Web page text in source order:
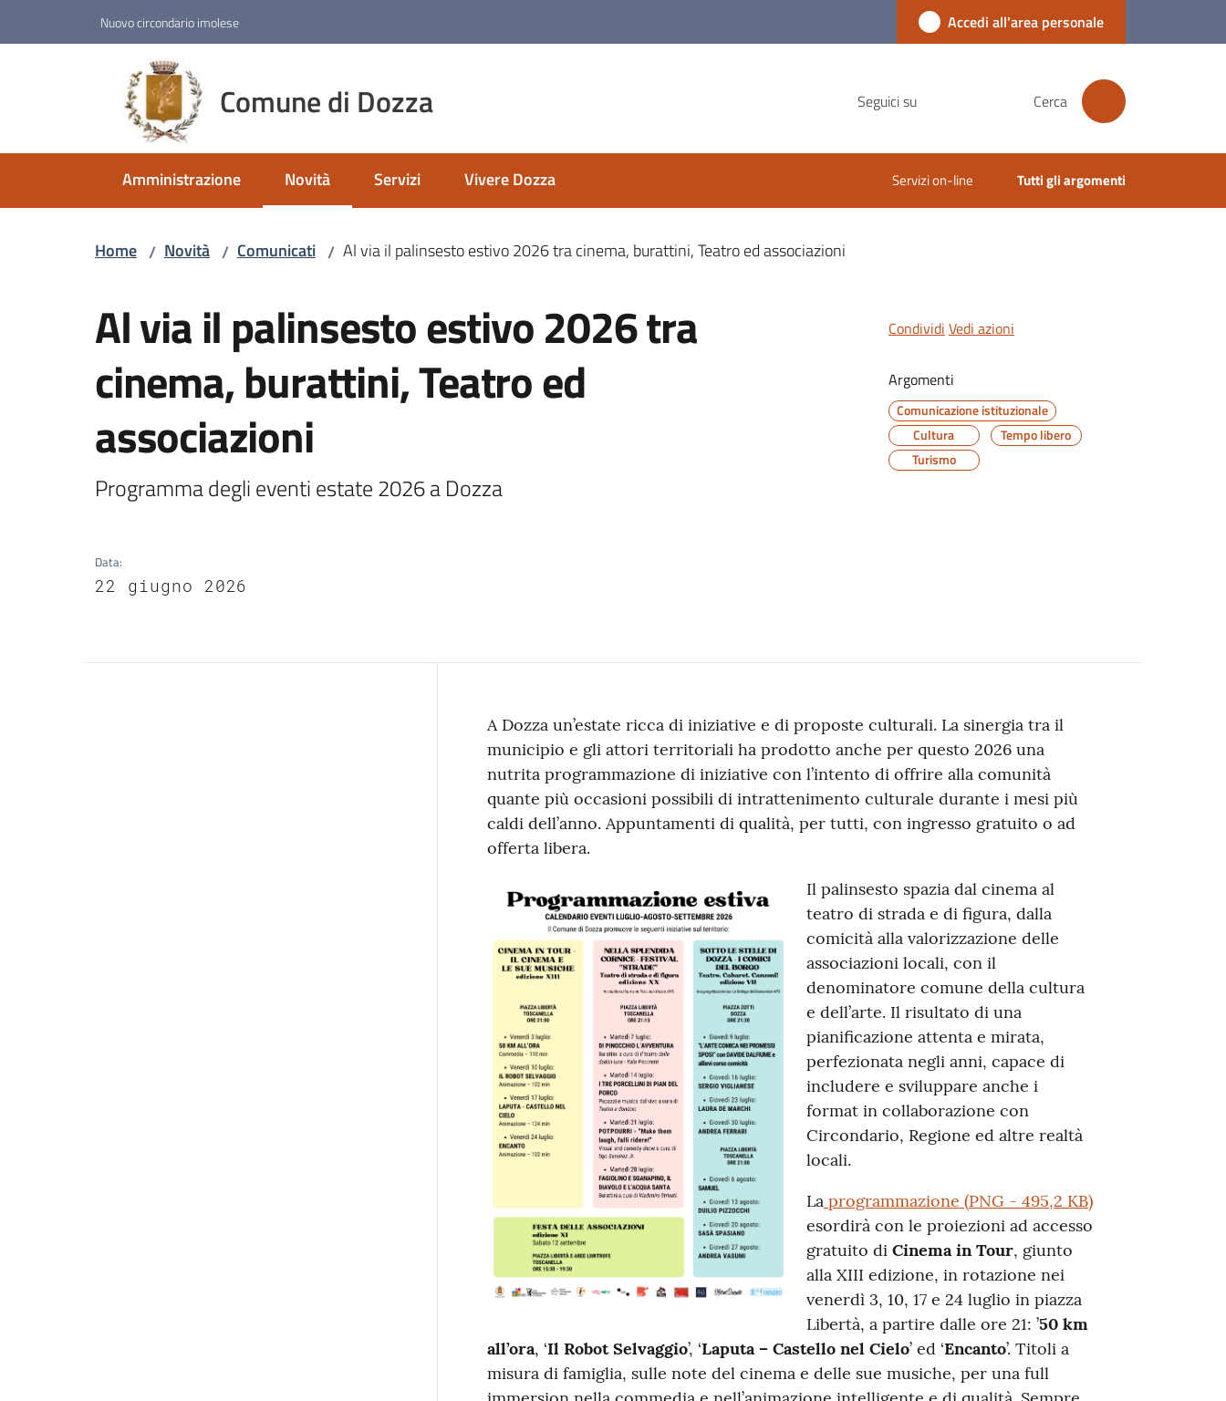
Nuovo circondario imolese Accedi all'area personale
Comune di Dozza Seguici su Cerca
Amministrazione Novità
Menu selezionato
Servizi Vivere Dozza Servizi on-line Tutti gli argomenti
Home / Novità / Comunicati / Al via il palinsesto estivo 2026 tra cinema, burattini, Teatro ed associazioni
Al via il palinsesto estivo 2026 tra
cinema, burattini, Teatro ed
associazioni
Programma degli eventi estate 2026 a Dozza
Data:
22 giugno 2026
Condividi Vedi azioni
Argomenti
Comunicazione istituzionale
Cultura
Tempo libero
Turismo
Contenuto
A Dozza un’estate ricca di iniziative e di proposte culturali. La sinergia tra il
municipio e gli attori territoriali ha prodotto anche per questo 2026 una
nutrita programmazione di iniziative con l’intento di offrire alla comunità
quante più occasioni possibili di intrattenimento culturale durante i mesi più
caldi dell’anno. Appuntamenti di qualità, per tutti, con ingresso gratuito o ad
offerta libera.
Il palinsesto spazia dal cinema al
teatro di strada e di figura, dalla
comicità alla valorizzazione delle
associazioni locali, con il
denominatore comune della cultura
e dell’arte. Il risultato di una
pianificazione attenta e mirata,
perfezionata negli anni, capace di
includere e sviluppare anche i
format in collaborazione con
Circondario, Regione ed altre realtà
locali.
La programmazione (PNG- 495,2 KB)
esordirà con le proiezioni ad accesso
gratuito di Cinema in Tour, giunto
alla XIII edizione, in rotazione nei
venerdì 3, 10, 17 e 24 luglio in piazza
Libertà, a partire dalle ore 21: ’50 km
all’ora, ‘Il Robot Selvaggio’, ‘Laputa – Castello nel Cielo’ ed ‘Encanto’. Titoli a
misura di famiglia, sulle note del cinema e delle sue musiche, per una full